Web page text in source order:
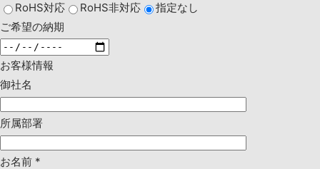
RoHS対応
RoHS非対応
指定なし
ご希望の納期
お客様情報
御社名
所属部署
お名前 *